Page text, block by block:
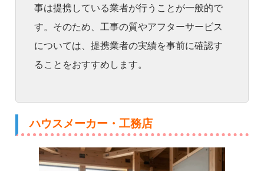
事は提携している業者が行うことが一般的で
す。そのため、工事の質やアフターサービス
については、提携業者の実績を事前に確認す
ることをおすすめします。
ハウスメーカー・工務店